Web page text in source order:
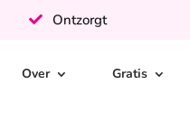
Ontzorgt
Over Gratis